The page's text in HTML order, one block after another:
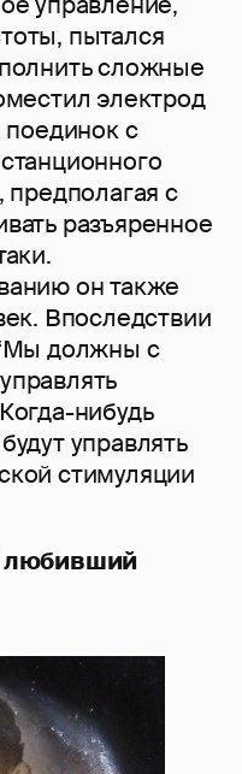
пытался
сложные
электрод
с
предполагая с
разъяренное
он также
Впоследствии
должны с
нибудь
управлять
стимуляции
любивший